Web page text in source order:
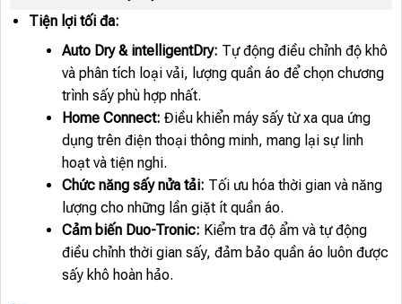
Tiện lợi tối đa:
Auto Dry & intelligentDry: Tự động điều chỉnh độ khô
và phân tích loại vải, lượng quần áo để chọn chương
trình sấy phù hợp nhất.
Home Connect: Điều khiển máy sấy từ xa qua ứng
dụng trên điện thoại thông minh, mang lại sự linh
hoạt và tiện nghi.
Chức năng sấy nửa tải: Tối ưu hóa thời gian và năng
lượng cho những lần giặt ít quần áo.
Cảm biến Duo-Tronic: Kiểm tra độ ẩm và tự động
điều chỉnh thời gian sấy, đảm bảo quần áo luôn được
sấy khô hoàn hảo.